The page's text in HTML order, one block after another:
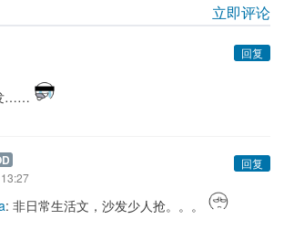
立即评论
回复
……
回复
: 非日常生活文，沙发少人抢。。。